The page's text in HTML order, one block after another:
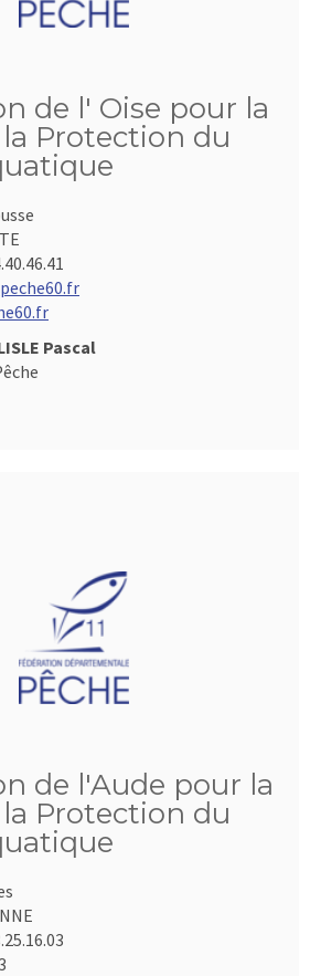
de l' Oise pour la
Protection du
Pascal
de l'Aude pour la
Protection du